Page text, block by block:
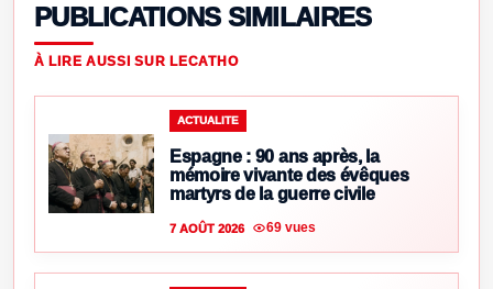
PUBLICATIONS SIMILAIRES
À LIRE AUSSI SUR LECATHO
ACTUALITE
Espagne : 90 ans après, la
mémoire vivante des évêques
martyrs de la guerre civile
7 AOÛT 2026 69 vues